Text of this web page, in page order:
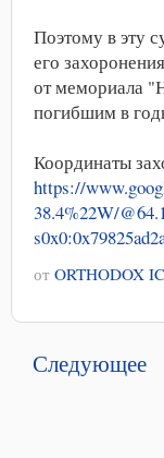
Поэтому в эту
его
от мемориала
погибшим в
Координаты
https://
38.4%22W/
от ORTHODOX
Следующее